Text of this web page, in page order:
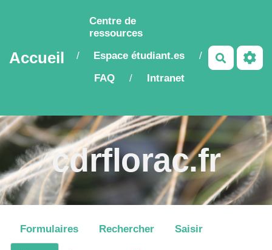
Aller au contenu principal
Accueil
Centre de
ressources
/
Espace étudiant.es
/
FAQ
/ Intranet
cdrflorac.fr
Formulaires Rechercher Saisir